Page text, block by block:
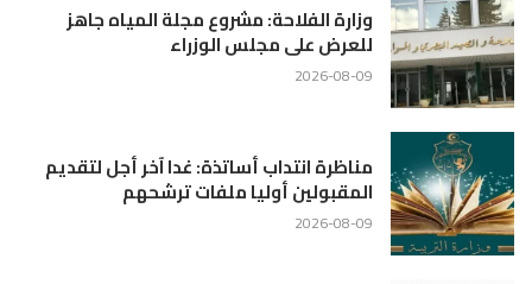
وزارة الفلاحة: مشروع مجلة المياه جاهز
للعرض على مجلس الوزراء
2026-08-09
مناظرة انتداب أساتذة: غدا آخر أجل لتقديم
المقبولين أوليا ملفات ترشحهم
2026-08-09